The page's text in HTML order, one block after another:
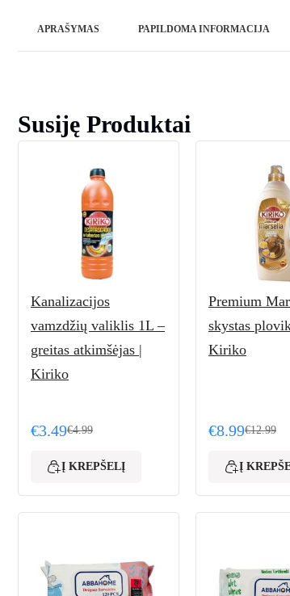
APRAŠYMAS PAPILDOMA INFORMACIJA
Susiję Produktai
Kanalizacijos
vamzdžių valiklis 1L –
greitas atkimšėjas |
Kiriko
€4.99
Original price was: €4.99.
€3.49
Current price is: €3.49.
Į KREPŠELĮ
Premium
skystas
Kiriko
€12.99
Original
€8.99
Current
Į